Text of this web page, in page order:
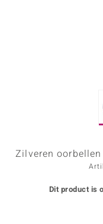
Zilveren
Dit product is